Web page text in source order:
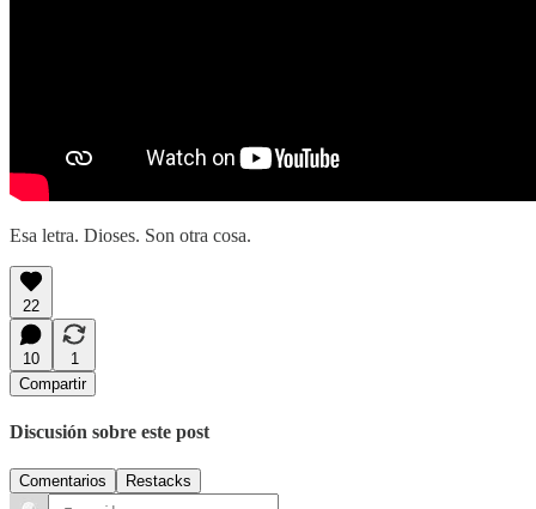
Esa letra. Dioses. Son otra cosa.
22
10
1
Compartir
Discusión sobre este post
Comentarios Restacks